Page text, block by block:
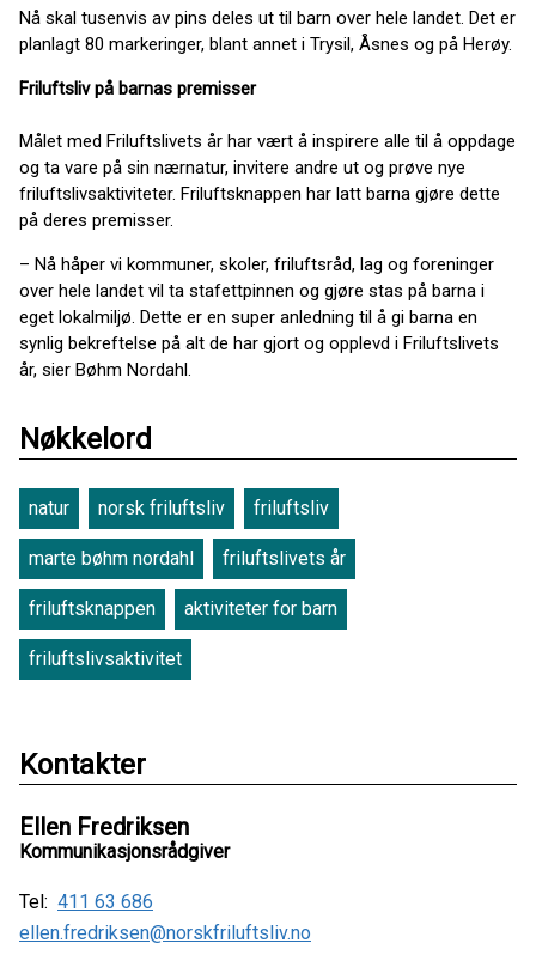
Nå skal tusenvis av pins deles ut til barn over hele landet. Det er
planlagt 80 markeringer, blant annet i Trysil, Åsnes og på Herøy.
Friluftsliv på barnas premisser
Målet med Friluftslivets år har vært å inspirere alle til å oppdage
og ta vare på sin nærnatur, invitere andre ut og prøve nye
friluftslivsaktiviteter. Friluftsknappen har latt barna gjøre dette
på deres premisser.
– Nå håper vi kommuner, skoler, friluftsråd, lag og foreninger
over hele landet vil ta stafettpinnen og gjøre stas på barna i
eget lokalmiljø. Dette er en super anledning til å gi barna en
synlig bekreftelse på alt de har gjort og opplevd i Friluftslivets
år, sier Bøhm Nordahl.
Nøkkelord
natur norsk friluftsliv friluftsliv
marte bøhm nordahl friluftslivets år
friluftsknappen aktiviteter for barn
friluftslivsaktivitet
Kontakter
Ellen Fredriksen
Kommunikasjonsrådgiver
Tel: 411 63 686
ellen.fredriksen@norskfriluftsliv.no